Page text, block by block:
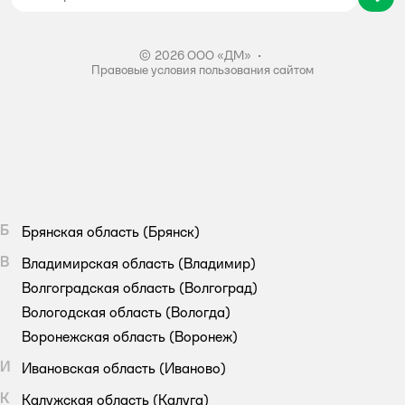
© 2026 ООО «ДМ» •
Правовые условия пользования сайтом
Б Брянская область (Брянск)
В
Владимирская область (Владимир)
Волгоградская область (Волгоград)
Вологодская область (Вологда)
Воронежская область (Воронеж)
И
Ивановская область (Иваново)
К
Калужская область (Калуга)